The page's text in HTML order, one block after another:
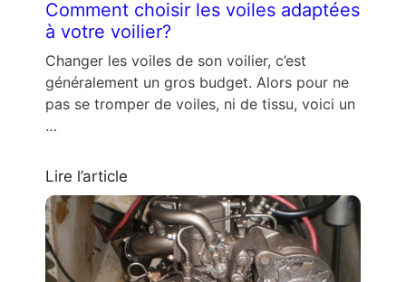
Comment choisir les voiles adaptées
à votre voilier?
Changer les voiles de son voilier, c’est
généralement un gros budget. Alors pour ne
pas se tromper de voiles, ni de tissu, voici un
…
Lire l’article